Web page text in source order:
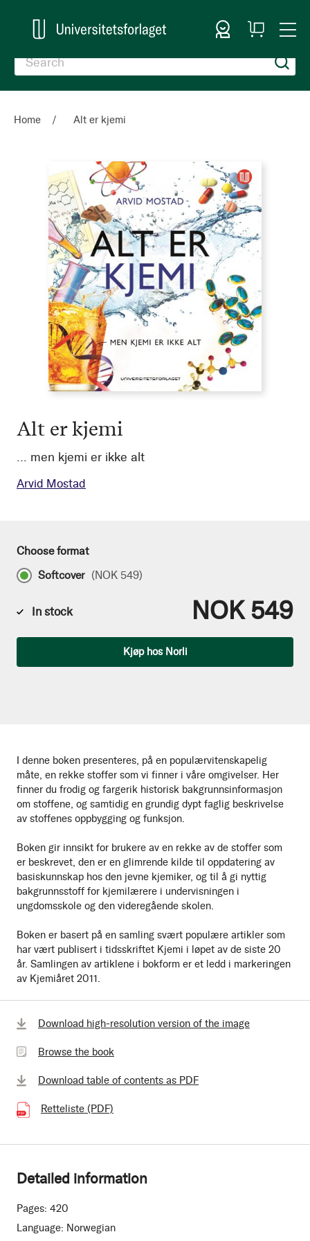
Sign In
My
Cart
Home Alt er kjemi
Alt er kjemi
... men kjemi er ikke alt
Arvid Mostad
I denne boken presenteres, på en populærvitenskapelig
måte, en rekke stoffer som vi finner i våre omgivelser. Her
finner du frodig og fargerik historisk bakgrunnsinformasjon
om stoffene, og samtidig en grundig dypt faglig beskrivelse
av stoffenes oppbygging og funksjon.
Boken gir innsikt for brukere av en rekke av de stoffer som
er beskrevet, den er en glimrende kilde til oppdatering av
basiskunnskap hos den jevne kjemiker, og til å gi nyttig
bakgrunnsstoff for kjemilærere i undervisningen i
ungdomsskole og den videregående skolen.
Boken er basert på en samling svært populære artikler som
har vært publisert i tidsskriftet Kjemi i løpet av de siste 20
år. Samlingen av artiklene i bokform er et ledd i markeringen
av Kjemiåret 2011.
Choose format
Softcover (NOK 549)
In stock NOK 549
Kjøp hos Norli
Download high-resolution version of the image
Browse
bookBrowse the book
Download table of contents as PDF
Retteliste (PDF)
Detailed information
Pages: 420
Language: Norwegian